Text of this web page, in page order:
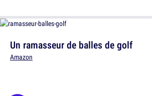
Un ramasseur de balles de golf
Amazon